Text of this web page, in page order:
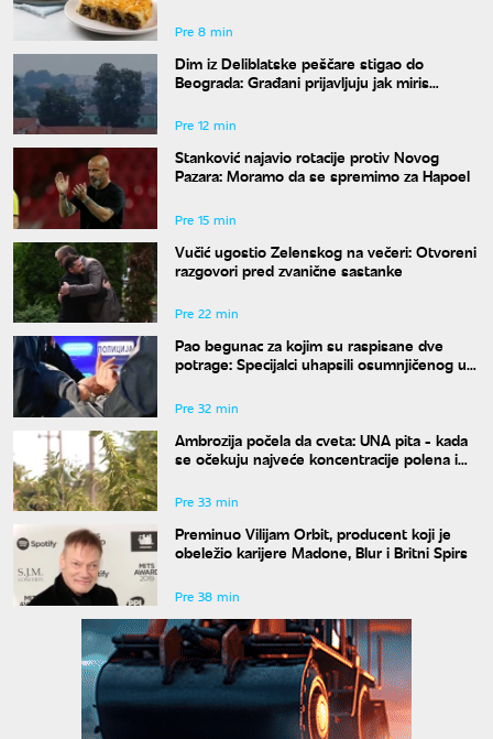
Pre 8 min
Dim iz Deliblatske peščare stigao do
Beograda: Građani prijavljuju jak miris
Pre 12 min
Stanković najavio rotacije protiv Novog
Pazara: Moramo da se spremimo za Hapoel
Pre 15 min
Vučić ugostio Zelenskog na večeri: Otvoreni
razgovori pred zvanične sastanke
Pre 22 min
Pao begunac za kojim su raspisane dve
potrage: Specijalci uhapsili osumnjičenog u
Pre 32 min
Ambrozija počela da cveta: UNA pita - kada
se očekuju najveće koncentracije polena i
Pre 33 min
Preminuo Vilijam Orbit, producent koji je
obeležio karijere Madone, Blur i Britni Spirs
Pre 38 min